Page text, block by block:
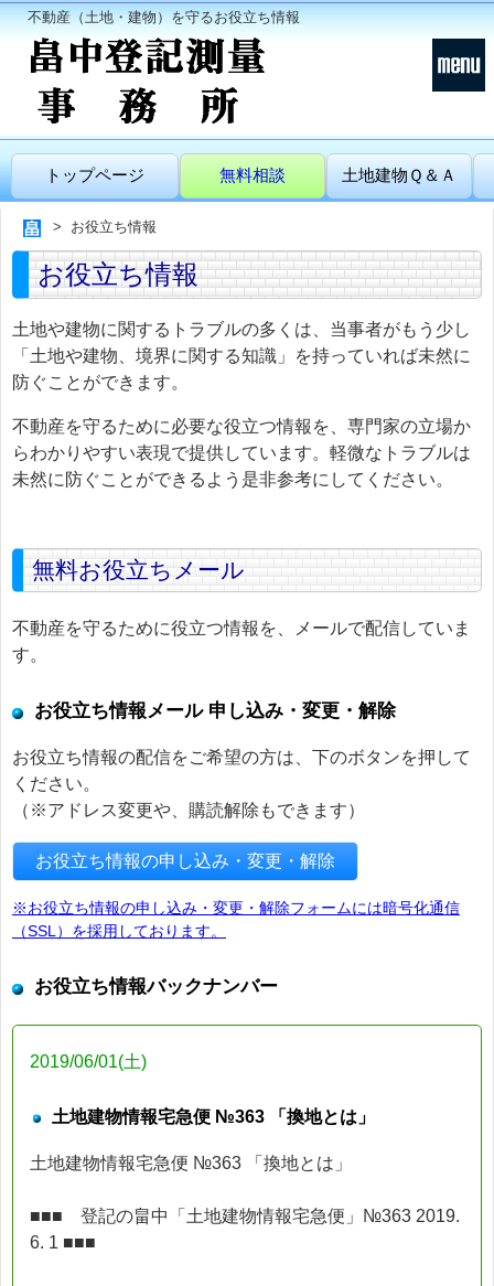
不動産（土地・建物）を守るお役立ち情報
トップページ 無料相談 土地建物Ｑ＆Ａ
お役立ち情報
お役立ち情報
土地や建物に関するトラブルの多くは、当事者がもう少し
「土地や建物、境界に関する知識」を持っていれば未然に
防ぐことができます。
不動産を守るために必要な役立つ情報を、専門家の立場か
らわかりやすい表現で提供しています。軽微なトラブルは
未然に防ぐことができるよう是非参考にしてください。
無料お役立ちメール
不動産を守るために役立つ情報を、メールで配信していま
す。
お役立ち情報メール 申し込み・変更・解除
お役立ち情報の配信をご希望の方は、下のボタンを押して
ください。
（※アドレス変更や、購読解除もできます）
お役立ち情報の申し込み・変更・解除
※お役立ち情報の申し込み・変更・解除フォームには暗号化通信
（SSL）を採用しております。
お役立ち情報バックナンバー
2019/06/01(土)
土地建物情報宅急便 №363 「換地とは」
土地建物情報宅急便 №363 「換地とは」
■■■ 登記の畠中「土地建物情報宅急便」№363 2019.
6. 1 ■■■